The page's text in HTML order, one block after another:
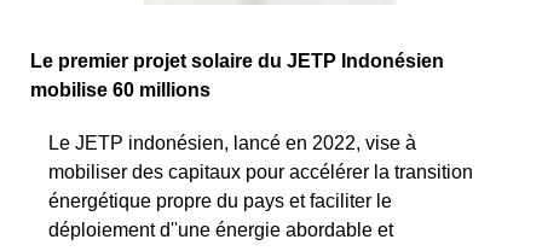
Le premier projet solaire du JETP Indonésien
mobilise 60 millions
Le JETP indonésien, lancé en 2022, vise à
mobiliser des capitaux pour accélérer la transition
énergétique propre du pays et faciliter le
déploiement d''une énergie abordable et